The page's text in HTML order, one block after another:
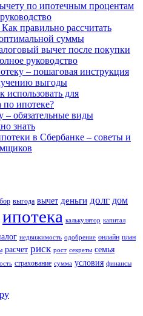
по ипотечным процентам
правильно рассчитать
суммы
вычет после покупки
руководство
– пошаговая инструкция
выгоды
использовать для
по ипотеке?
– обязательные виды
знать
в Сбербанке – советы и
выгода вычет деньги долг дом
ипотека калькулятор капитал
недвижимость одобрение онлайн план
расчет риск рост секреты семья
страхование сумма условия финансы